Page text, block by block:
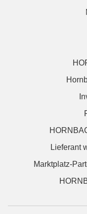
Lieferant
Marktplatz-